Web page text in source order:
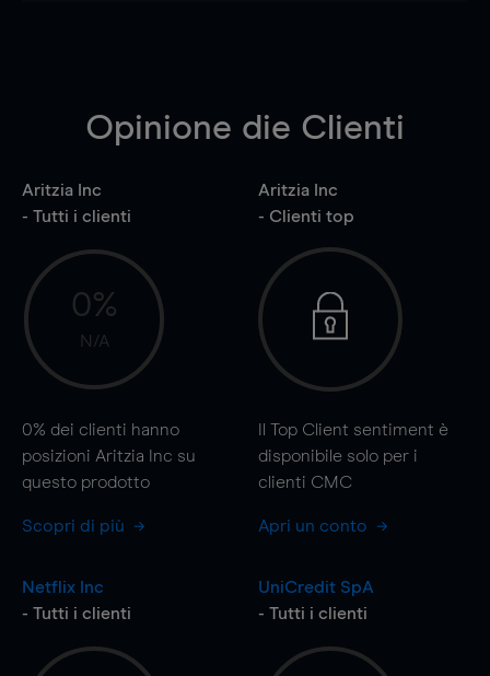
Opinione die Clienti
Aritzia Inc
- Tutti i clienti
0%
N/A
0% dei clienti hanno
posizioni Aritzia Inc su
questo prodotto
Scopri di più
Aritzia Inc
- Clienti top
Il Top Client sentiment è
disponibile solo per i
clienti CMC
Apri un conto
Netflix Inc
- Tutti i clienti
UniCredit SpA
- Tutti i clienti